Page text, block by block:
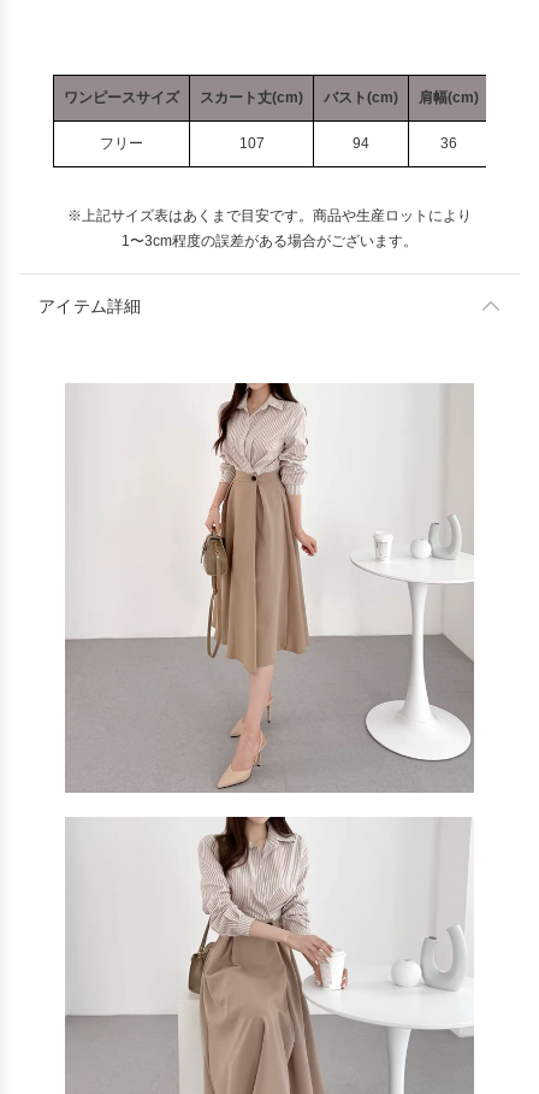
ワンピースサイズ スカート丈(cm) バスト(cm) 肩幅(cm)
フリー 107 94 36
※上記サイズ表はあくまで目安です。商品や生産ロットにより
1〜3cm程度の誤差がある場合がございます。
アイテム詳細